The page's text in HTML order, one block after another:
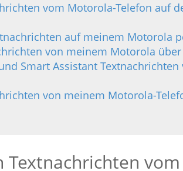
vom Motorola-Telefon auf
auf meinem Motorola
von meinem Motorola
Smart Assistant
von meinem Motorola-
Textnachrichten